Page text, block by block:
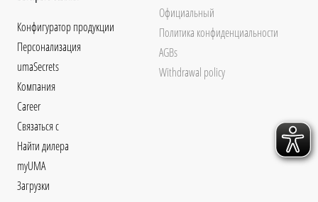
Конфигуратор продукции
Персонализация
umaSecrets
Компания
Career
Связаться с
Найти дилера
myUMA
Загрузки
Официальный
Политика конфиденциальности
AGBs
Withdrawal policy